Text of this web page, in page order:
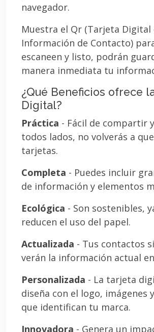
navegador.
Muestra el Qr (Tarjeta Digital
Información de Contacto)
escaneen y listo, podrán
manera inmediata tu
¿Qué Beneficios ofrece
Digital?
Práctica - Fácil de compartir
todos lados, no volverás a
tarjetas.
Completa - Puedes incluir
de información y elementos
Ecológica - Son sostenibles,
reducen el uso del papel.
Actualizada - Tus contactos
verán la información actual
Personalizada - La tarjeta
diseña con el logo, imágenes
que identifican tu marca.
Innovadora - Genera un